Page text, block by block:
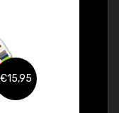
€15,95